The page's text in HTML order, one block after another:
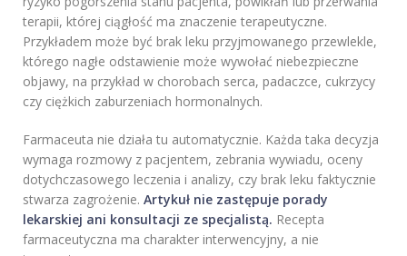
terapii, której ciągłość ma znaczenie terapeutyczne.
Przykładem może być brak leku przyjmowanego przewlekle,
którego nagłe odstawienie może wywołać niebezpieczne
objawy, na przykład w chorobach serca, padaczce, cukrzycy
czy ciężkich zaburzeniach hormonalnych.
Farmaceuta nie działa tu automatycznie. Każda taka decyzja
wymaga rozmowy z pacjentem, zebrania wywiadu, oceny
dotychczasowego leczenia i analizy, czy brak leku faktycznie
stwarza zagrożenie. Artykuł nie zastępuje porady
lekarskiej ani konsultacji ze specjalistą. Recepta
farmaceutyczna ma charakter interwencyjny, a nie